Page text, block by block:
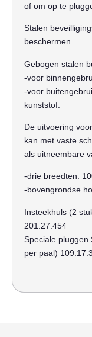
of om op te
Stalen
beschermen.
Gebogen stalen
-voor
-voor
kunststof.
De uitvoering
kan met vaste
als uitneembare
-drie breedten:
-bovengrondse
Insteekhuls (2
201.27.454
Speciale pluggen
per paal)